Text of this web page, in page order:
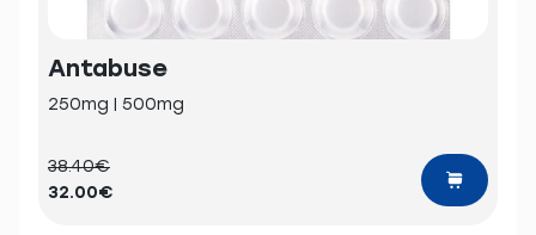
Antabuse
250mg | 500mg
38.40€
32.00€